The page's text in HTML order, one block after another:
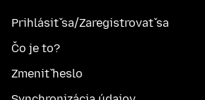
Prihlásiť sa/Zaregistrovať sa
Čo je to?
Zmeniť heslo